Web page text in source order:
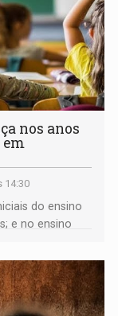
nos anos
14:30
do ensino
e no ensino